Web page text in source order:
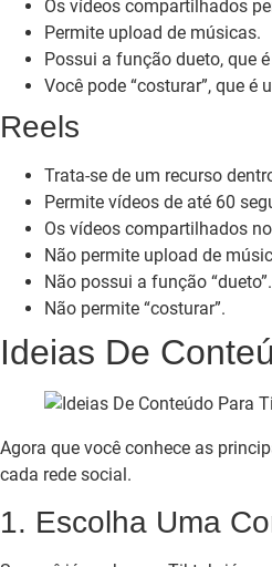
Os vídeos compartilhados
Permite upload de músicas.
Possui a função dueto, que
Você pode “costurar”, que
Reels
Trata-se de um recurso
Permite vídeos de até 60
Os vídeos compartilhados
Não permite upload de
Não possui a função “dueto”.
Não permite “costurar”.
Ideias De
Agora que você conhece as
cada rede social.
1. Escolha Uma